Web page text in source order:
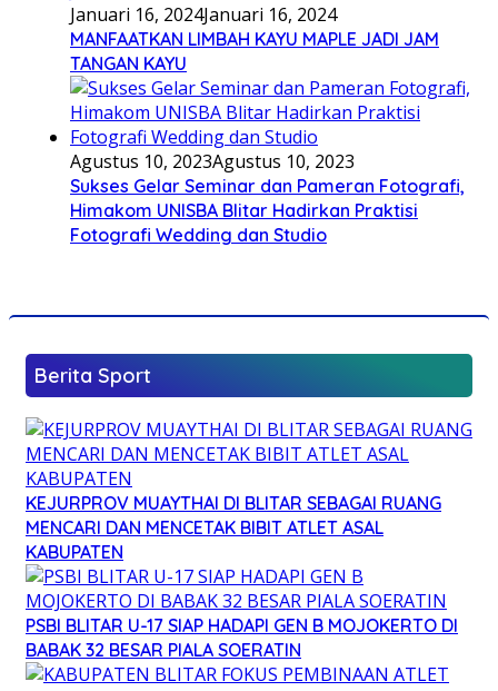
Januari 16, 2024Januari 16, 2024
MANFAATKAN LIMBAH KAYU MAPLE JADI JAM
TANGAN KAYU
Agustus 10, 2023Agustus 10, 2023
Sukses Gelar Seminar dan Pameran Fotografi,
Himakom UNISBA Blitar Hadirkan Praktisi
Fotografi Wedding dan Studio
Berita Sport
KEJURPROV MUAYTHAI DI BLITAR SEBAGAI RUANG
MENCARI DAN MENCETAK BIBIT ATLET ASAL
KABUPATEN
PSBI BLITAR U-17 SIAP HADAPI GEN B MOJOKERTO DI
BABAK 32 BESAR PIALA SOERATIN